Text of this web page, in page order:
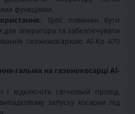
функціями.
Трос повинен бути
для оператора та забезпечувати
газонокосаркою Al-Ko 470
гальма на газонокосарці Al-
і відключіть свічковий провід,
запуску косарки під